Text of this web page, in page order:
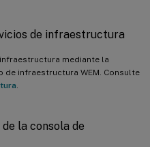
de infraestructura
mediante la
infraestructura WEM. Consulte
.
la consola de